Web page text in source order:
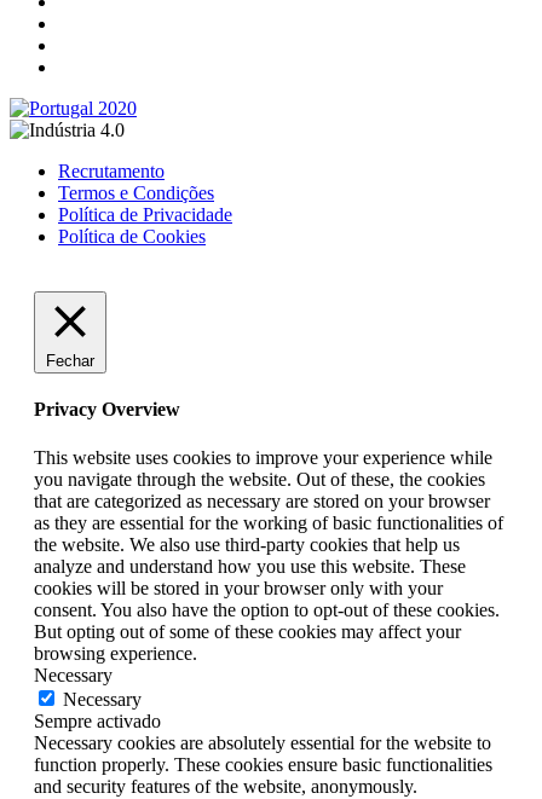
Recrutamento
Termos e Condições
Política de Privacidade
Política de Cookies
Fechar
Privacy Overview
This website uses cookies to improve your experience while
you navigate through the website. Out of these, the cookies
that are categorized as necessary are stored on your browser
as they are essential for the working of basic functionalities of
the website. We also use third-party cookies that help us
analyze and understand how you use this website. These
cookies will be stored in your browser only with your
consent. You also have the option to opt-out of these cookies.
But opting out of some of these cookies may affect your
browsing experience.
Necessary
Necessary
Sempre activado
Necessary cookies are absolutely essential for the website to
function properly. These cookies ensure basic functionalities
and security features of the website, anonymously.